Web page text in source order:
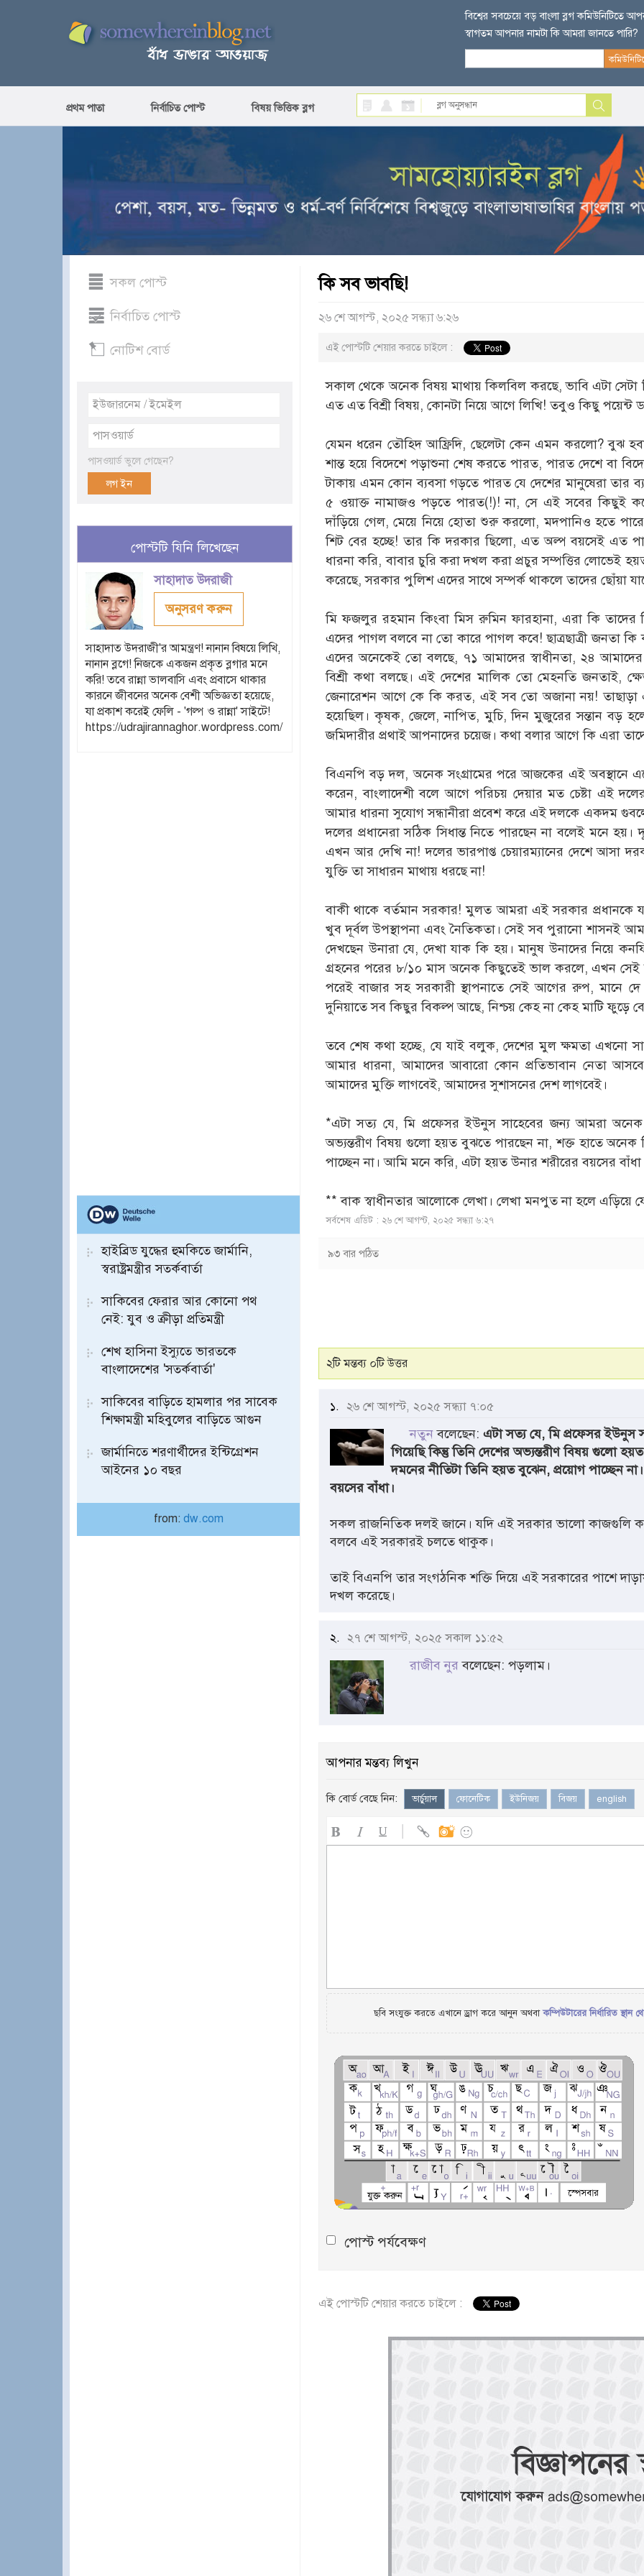
বিশ্বের সবচেয়ে বড় বাংলা ব্লগ কমিউনিটিতে
স্বাগতম আপনার নামটা কি আমরা জানতে পারি?
প্রথম পাতা নির্বাচিত পোস্ট বিষয় ভিত্তিক ব্লগ
সকল পোস্ট
নির্বাচিত পোস্ট
নোটিশ বোর্ড
পাসওয়ার্ড ভুলে গেছেন?
পোস্টটি যিনি লিখেছেন
সাহাদাত উদরাজী
অনুসরণ করুন
সাহাদাত উদরাজী'র আমন্ত্রণ! নানান বিষয়ে লিখি,
নানান ব্লগে! নিজকে একজন প্রকৃত ব্লগার মনে
করি! তবে রান্না ভালবাসি এবং প্রবাসে থাকার
কারনে জীবনের অনেক বেশী অভিজ্ঞতা হয়েছে,
যা প্রকাশ করেই ফেলি - 'গল্প ও রান্না' সাইটে!
https://udrajirannaghor.wordpress.com/
হাইব্রিড যুদ্ধের হুমকিতে জার্মানি,
স্বরাষ্ট্রমন্ত্রীর সতর্কবার্তা
সাকিবের ফেরার আর কোনো পথ
নেই: যুব ও ক্রীড়া প্রতিমন্ত্রী
শেখ হাসিনা ইস্যুতে ভারতকে
বাংলাদেশের 'সতর্কবার্তা'
সাকিবের বাড়িতে হামলার পর সাবেক
শিক্ষামন্ত্রী মহিবুলের বাড়িতে আগুন
জার্মানিতে শরণার্থীদের ইন্টিগ্রেশন
আইনের ১০ বছর
from: dw.com
কি সব ভাবছি!
২৬ শে আগস্ট, ২০২৫ সন্ধ্যা ৬:২৬
এই পোস্টটি শেয়ার করতে চাইলে :
সকাল থেকে অনেক বিষয় মাথায় কিলবিল করছে, ভাবি এটা সেটা
এত এত বিশ্রী বিষয়, কোনটা নিয়ে আগে লিখি! তবুও কিছু পয়েন্ট
যেমন ধরেন তৌহিদ আফ্রিদি, ছেলেটা কেন এমন করলো? বুঝ
শান্ত হয়ে বিদেশে পড়াশুনা শেষ করতে পারত, পারত দেশে বা
টাকায় এমন কোন ব্যবসা গড়তে পারত যে দেশের মানুষেরা তার
৫ ওয়াক্ত নামাজও পড়তে পারত(!)! না, সে এই সবের কিছুই
দাঁড়িয়ে গেল, মেয়ে নিয়ে হোতা শুরু করলো, মদপানিও হতে
শিট বের হচ্ছে! তার কি দরকার ছিলো, এত অল্প বয়সেই এত
ধারনা করি, বাবার চুরি করা দখল করা প্রচুর সম্পত্তির লোভেই
করেছে, সরকার পুলিশ এদের সাথে সম্পর্ক থাকলে তাদের ছোঁয়া
মি ফজলুর রহমান কিংবা মিস রুমিন ফারহানা, এরা কি
এদের পাগল বলবে না তো কারে পাগল কবে! ছাত্রছাত্রী জনতা
এদের অনেকেই তো বলছে, ৭১ আমাদের স্বাধীনতা, ২৪
বিশ্রী কথা বলছে। এই দেশের মালিক তো মেহনতি জনতাই,
জেনারেশন আগে কে কি করত, এই সব তো অজানা নয়! তাছাড়া
হয়েছিল। কৃষক, জেলে, নাপিত, মুচি, দিন মুজুরের সন্তান বড়
জমিদারীর প্রথাই আপনাদের চয়েজ। কথা বলার আগে কি এরা
বিএনপি বড় দল, অনেক সংগ্রামের পরে আজকের এই অবস্থানে
করেন, বাংলাদেশী বলে আগে পরিচয় দেয়ার মত চেষ্টা এই
আমার ধারনা সুযোগ সন্ধানীরা প্রবেশ করে এই দলকে একদম
দলের প্রধানেরা সঠিক সিধান্ত নিতে পারছেন না বলেই মনে
এখন আর দেখি না! দলের ভারপাপ্ত চেয়ারম্যানের দেশে আসা
যুক্তি তা সাধারন মাথায় ধরছে না!
বাকী থাকে বর্তমান সরকার! মুলত আমরা এই সরকার প্রধানকে
খুব দূর্বল উপস্থাপনা এবং নৈতিকতা। সেই সব পুরানো শাসনই
দেখছেন উনারা যে, দেখা যাক কি হয়। মানুষ উনাদের নিয়ে
গ্রহনের পরের ৮/১০ মাস অনেক কিছুতেই ভাল করলে, এখন সেই
পরেই বাজার সহ সরকারী স্থাপনাতে সেই আগের রুপ, মানে
দুনিয়াতে সব কিছুর বিকল্প আছে, নিশ্চয় কেহ না কেহ মাটি ফুড়ে
তবে শেষ কথা হচ্ছে, যে যাই বলুক, দেশের মুল ক্ষমতা এখনো
আমার ধারনা, আমাদের আবারো কোন প্রতিভাবান নেতা
আমাদের মুক্তি লাগবেই, আমাদের সুশাসনের দেশ লাগবেই।
*এটা সত্য যে, মি প্রফেসর ইউনুস সাহেবের জন্য আমরা অনেক
অভ্যন্তরীণ বিষয় গুলো হয়ত বুঝতে পারছেন না, শক্ত হাতে অনেক
পাচ্ছেন না। আমি মনে করি, এটা হয়ত উনার শরীরের বয়সের
** বাক স্বাধীনতার আলোকে লেখা। লেখা মনপুত না হলে এড়িয়ে
সর্বশেষ এডিট : ২৬ শে আগস্ট, ২০২৫ সন্ধ্যা ৬:২৭
৯৩ বার পঠিত
২টি মন্তব্য ০টি উত্তর
১. ২৬ শে আগস্ট, ২০২৫ সন্ধ্যা ৭:০৫
নতুনবলেছেন: এটা সত্য যে, মি প্রফেসর ইউনুস
গিয়েছি কিন্তু তিনি দেশের অভ্যন্তরীণ বিষয় গুলো
দমনের নীতিটা তিনি হয়ত বুঝেন, প্রয়োগ পাচ্ছেন
বয়সের বাঁধা।
সকল রাজনিতিক দলই জানে। যদি এই সরকার ভালো কাজগুলি
বলবে এই সরকারই চলতে থাকুক।
তাই বিএনপি তার সংগঠনিক শক্তি দিয়ে এই সরকারের পাশে
দখল করেছে।
২. ২৭ শে আগস্ট, ২০২৫ সকাল ১১:৫২
রাজীব নুর বলেছেন: পড়লাম।
আপনার মন্তব্য লিখুন
কি বোর্ড বেছে নিন: ভার্চুয়াল ফোনেটিক ইউনিজয় বিজয় english
ছবি সংযুক্ত করতে এখানে ড্রাগ করে আনুন অথবাকম্পিউটারের নির্ধারিত
পোস্ট পর্যবেক্ষণ
এই পোস্টটি শেয়ার করতে চাইলে :